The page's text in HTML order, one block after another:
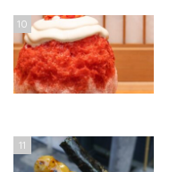
10
11